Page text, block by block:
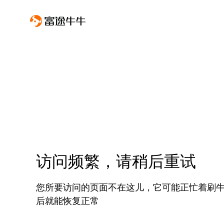
访问频繁，请稍后重试
您所要访问的页面不在这儿，它可能正忙着刷
后就能恢复正常